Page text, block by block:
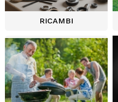
RICAMBI